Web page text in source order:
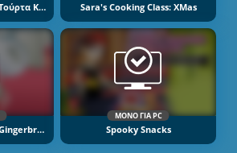
Sara's Cooking Class: Τούρτα Κουκουβάγια Sara's Cooking Class: XMas
Sara's Cooking Class: Gingerbread
ΜΌΝΟ ΓΙΑ PC
Spooky Snacks